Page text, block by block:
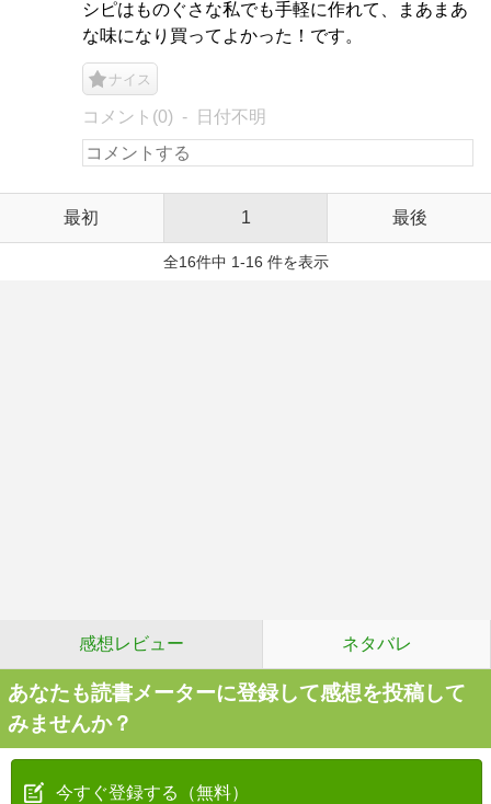
シピはものぐさな私でも手軽に作れて、まあまあ
な味になり買ってよかった！です。
ナイス
コメント(0) 日付不明
最初 1 最後
全16件中 1-16 件を表示
感想レビュー ネタバレ
あなたも読書メーターに登録して感想を投稿して
みませんか？
今すぐ登録する（無料）